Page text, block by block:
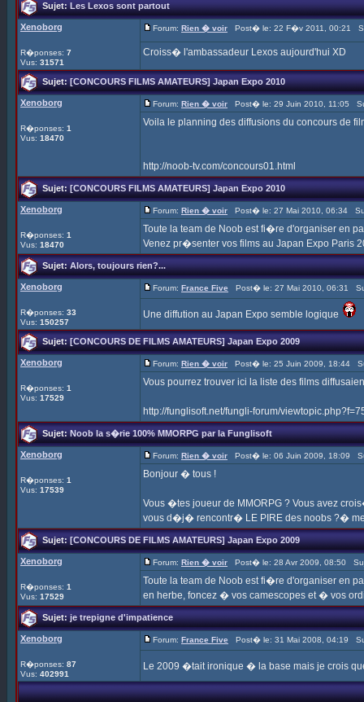
Sujet:Les Lexos sont partout
Xenoborg
R�ponses: 7
Vus: 31571
Forum: Rien � voir Post� le: 22 F�v 2011, 00:21
Croiss� l'ambassadeur Lexos aujourd'hui XD
Sujet:[CONCOURS FILMS AMATEURS] Japan Expo 2010
Xenoborg
R�ponses: 1
Vus: 18470
Forum: Rien � voir Post� le: 29 Juin 2010, 11:05
Voila le planning des diffusions du concours de
http://noob-tv.com/concours01.html
Sujet:[CONCOURS FILMS AMATEURS] Japan Expo 2010
Xenoborg
R�ponses: 1
Vus: 18470
Forum: Rien � voir Post� le: 27 Mai 2010, 06:34
Toute la team de Noob est fi�re d'organiser en
Venez pr�senter vos films au Japan Expo Paris
Sujet:Alors, toujours rien?...
Xenoborg
R�ponses: 33
Vus: 150257
Forum: France Five Post� le: 27 Mai 2010, 06:31
Une diffution au Japan Expo semble logique
Sujet:[CONCOURS DE FILMS AMATEURS] Japan Expo 2009
Xenoborg
R�ponses: 1
Vus: 17529
Forum: Rien � voir Post� le: 25 Juin 2009, 18:44
Vous pourrez trouver ici la liste des films
http://funglisoft.net/fungli-forum/
Sujet:Noob la s�rie 100% MMORPG par la Funglisoft
Xenoborg
R�ponses: 1
Vus: 17539
Forum: Rien � voir Post� le: 06 Juin 2009, 18:09
Bonjour � tous !
Vous �tes joueur de MMORPG ? Vous avez
vous d�j� rencontr� LE PIRE des noobs ?�
Sujet:[CONCOURS DE FILMS AMATEURS] Japan Expo 2009
Xenoborg
R�ponses: 1
Vus: 17529
Forum: Rien � voir Post� le: 28 Avr 2009, 08:50
Toute la team de Noob est fi�re d'organiser en
en herbe, foncez � vos camescopes et � vos
Sujet:je trepigne d'impatience
Xenoborg
R�ponses: 87
Vus: 402991
Forum: France Five Post� le: 31 Mai 2008, 04:19
Le 2009 �tait ironique � la base mais je crois